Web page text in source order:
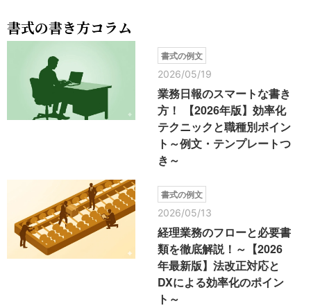
書式の書き方コラム
書式の例文
2026/05/19
業務日報のスマートな書き
方！ 【2026年版】効率化
テクニックと職種別ポイン
ト～例文・テンプレートつ
き～
書式の例文
2026/05/13
経理業務のフローと必要書
類を徹底解説！～【2026
年最新版】法改正対応と
DXによる効率化のポイン
ト～